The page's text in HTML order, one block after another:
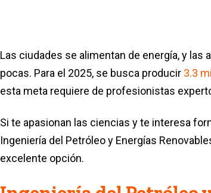
Las ciudades se alimentan de energía, y
pocas. Para el 2025, se busca producir 3.3
esta meta requiere de profesionistas
Si te apasionan las ciencias y te interesa
Ingeniería del Petróleo y Energías
excelente opción.